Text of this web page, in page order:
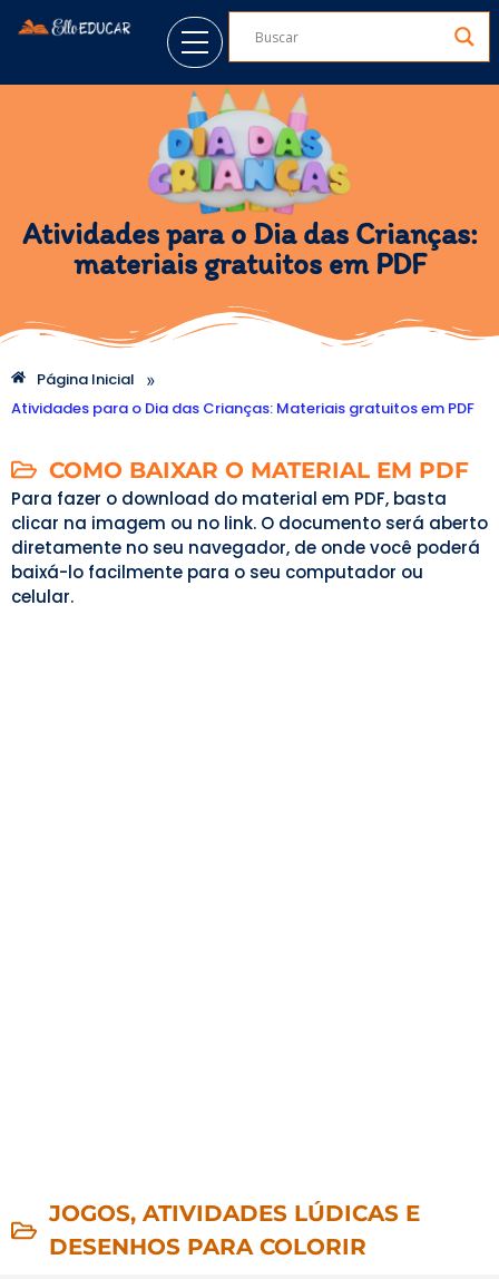
Atividades para o Dia das Crianças:
materiais gratuitos em PDF
Página Inicial »
Atividades para o Dia das Crianças: Materiais gratuitos em PDF
COMO BAIXAR O MATERIAL EM PDF
Para fazer o download do material em PDF, basta
clicar na imagem ou no link. O documento será aberto
diretamente no seu navegador, de onde você poderá
baixá-lo facilmente para o seu computador ou
celular.
JOGOS, ATIVIDADES LÚDICAS E
DESENHOS PARA COLORIR